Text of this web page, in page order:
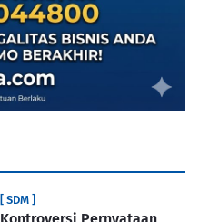
[ SDM ]